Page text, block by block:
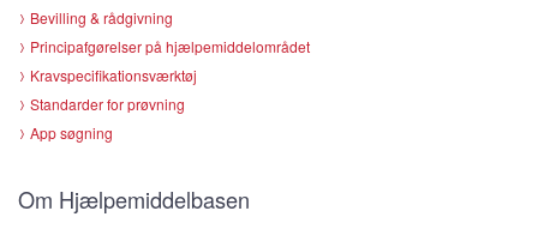
Bevilling & rådgivning
Principafgørelser på hjælpemiddelområdet
Kravspecifikationsværktøj
Standarder for prøvning
App søgning
Om Hjælpemiddelbasen